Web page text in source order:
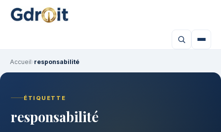
Accueil›responsabilité
ÉTIQUETTE
responsabilité